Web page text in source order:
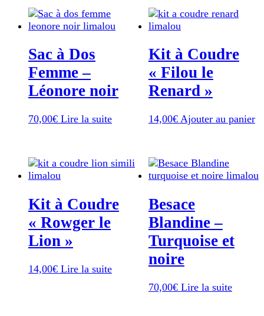
Sac à Dos
Femme –
Léonore noir
70,00€ Lire la suite
Kit à Coudre
« Filou le
Renard »
14,00€ Ajouter au panier
Kit à Coudre
« Rowger le
Lion »
14,00€ Lire la suite
Besace
Blandine –
Turquoise et
noire
70,00€ Lire la suite